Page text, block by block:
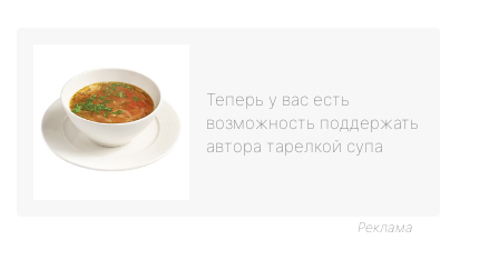
Теперь у вас есть
возможность поддержать
автора тарелкой супа
Реклама